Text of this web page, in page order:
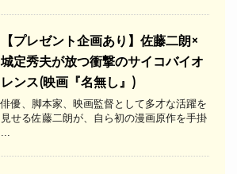
【プレゼント企画あり】佐藤二朗×
城定秀夫が放つ衝撃のサイコバイオ
レンス(映画『名無し』)
俳優、脚本家、映画監督として多才な活躍を
見せる佐藤二朗が、自ら初の漫画原作を手掛
...